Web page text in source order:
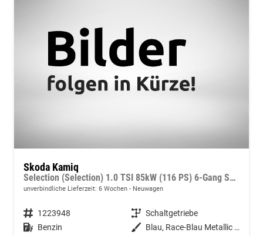
Skoda Kamiq
Selection (Selection) 1.0 TSI 85kW (116 PS) 6-Gang Schaltgetriebe
unverbindliche Lieferzeit: 6 Wochen Neuwagen
Fahrzeugnummer 1223948 Getriebe Schaltgetriebe
Kraftstoff Benzin Außenfarbe
Blau, Race-Blau Metallic (8X)